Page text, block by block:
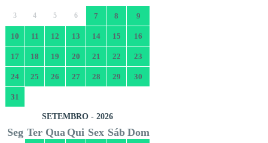
3 4 5 6 7 8 9
10 11 12 13 14 15 16
17 18 19 20 21 22 23
24 25 26 27 28 29 30
31
SETEMBRO - 2026
Seg Ter Qua Qui Sex Sáb Dom